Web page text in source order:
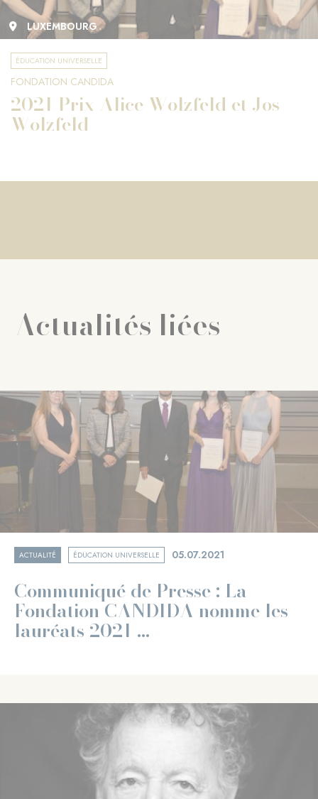
LUXEMBOURG
ÉDUCATION UNIVERSELLE
FONDATION CANDIDA
2021 Prix Alice Wolzfeld et Jos
Wolzfeld
Actualités liées
ACTUALITÉ ÉDUCATION UNIVERSELLE 05.07.2021
Communiqué de Presse : La
Fondation CANDIDA nomme les
lauréats 2021 ...